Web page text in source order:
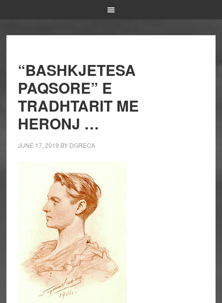
“BASHKJETESA
PAQSORE” E
TRADHTARIT ME
HERONJ …
JUNE 17, 2019 BY DGRECA